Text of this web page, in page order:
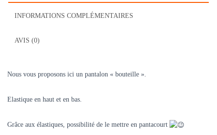
INFORMATIONS COMPLÉMENTAIRES
AVIS (0)
Nous vous proposons ici un pantalon « bouteille ».
Elastique en haut et en bas.
Grâce aux élastiques, possibilité de le mettre en pantacourt